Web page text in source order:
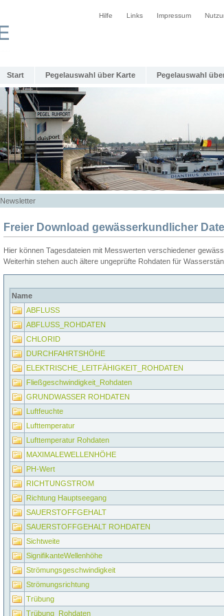
Hilfe Links Impressum
Start Pegelauswahl über Karte Pegelauswahl
Newsletter
Freier Download gewässerkundlicher
Hier können Tagesdateien mit Messwerten verschiedener
Weiterhin stehen auch ältere ungeprüfte Rohdaten für
Name
ABFLUSS
ABFLUSS_ROHDATEN
CHLORID
DURCHFAHRTSHÖHE
ELEKTRISCHE_LEITFÄHIGKEIT_ROHDATEN
Fließgeschwindigkeit_Rohdaten
GRUNDWASSER ROHDATEN
Luftfeuchte
Lufttemperatur
Lufttemperatur Rohdaten
MAXIMALEWELLENHÖHE
PH-Wert
RICHTUNGSTROM
Richtung Hauptseegang
SAUERSTOFFGEHALT
SAUERSTOFFGEHALT ROHDATEN
Sichtweite
SignifikanteWellenhöhe
Strömungsgeschwindigkeit
Strömungsrichtung
Trübung
Trübung_Rohdaten